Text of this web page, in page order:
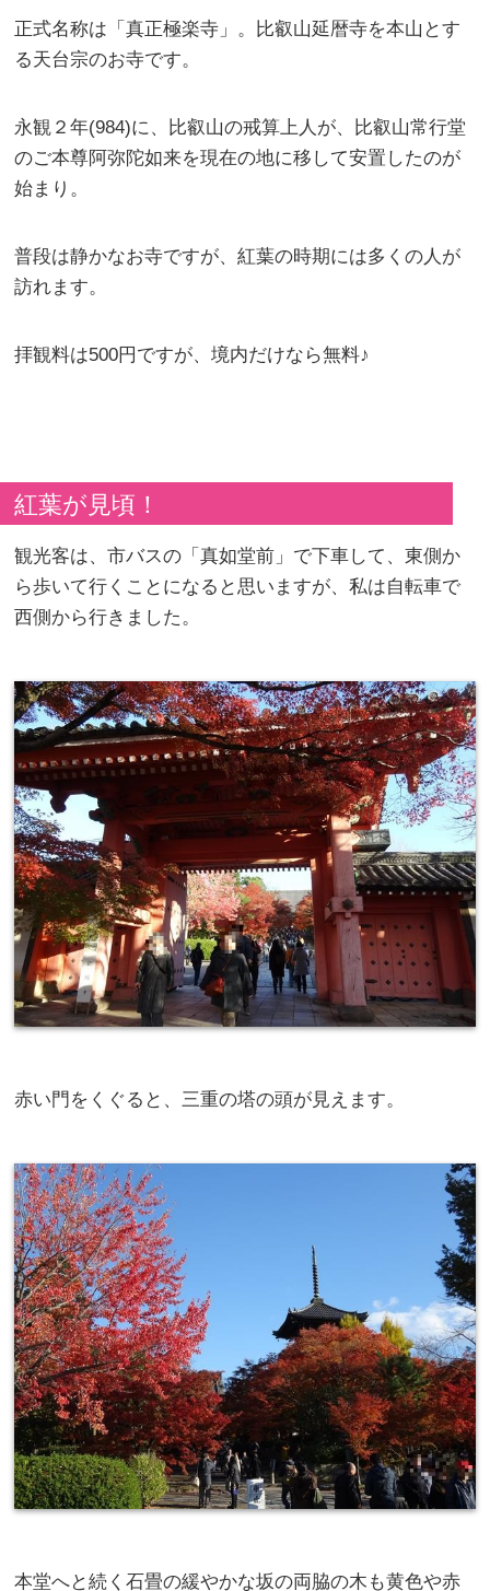
正式名称は「真正極楽寺」。比叡山延暦寺を本山とす
る天台宗のお寺です。
永観２年(984)に、比叡山の戒算上人が、比叡山常行堂
のご本尊阿弥陀如来を現在の地に移して安置したのが
始まり。
普段は静かなお寺ですが、紅葉の時期には多くの人が
訪れます。
拝観料は500円ですが、境内だけなら無料♪
紅葉が見頃！
観光客は、市バスの「真如堂前」で下車して、東側か
ら歩いて行くことになると思いますが、私は自転車で
西側から行きました。
赤い門をくぐると、三重の塔の頭が見えます。
本堂へと続く石畳の緩やかな坂の両脇の木も黄色や赤